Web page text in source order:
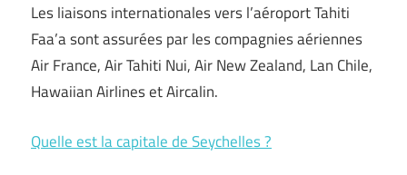
Les liaisons internationales vers l’aéroport Tahiti
Faa’a sont assurées par les compagnies aériennes
Air France, Air Tahiti Nui, Air New Zealand, Lan Chile,
Hawaiian Airlines et Aircalin.
Quelle est la capitale de Seychelles ?